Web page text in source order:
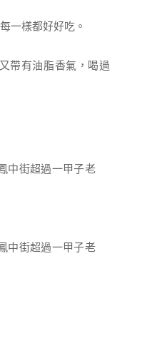
一樣都好好吃。
帶有油脂香氣，喝過